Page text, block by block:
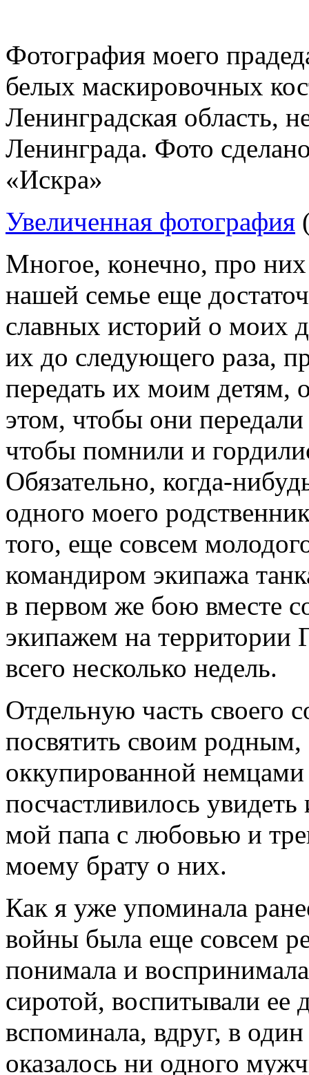
Фотография моего
белых маскировочных
Ленинградская область,
Ленинграда. Фото
«Искра»
Увеличенная фотография
Многое, конечно, про
нашей семье еще
славных историй о моих
их до следующего раза,
передать их моим детям,
этом, чтобы они
чтобы помнили и
Обязательно, когда-
одного моего
того, еще совсем
командиром экипажа
в первом же бою вместе
экипажем на территории
всего несколько недель.
Отдельную часть своего
посвятить своим
оккупированной
посчастливилось
мой папа с любовью и
моему брату о них.
Как я уже упоминала
войны была еще совсем
понимала и
сиротой, воспитывали ее
вспоминала, вдруг, в
оказалось ни одного